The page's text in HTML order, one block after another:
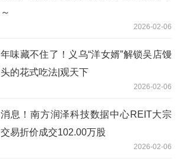
～
2026-02-06
年味藏不住了！义乌“洋女婿”解锁吴店馒
头的花式吃法|观天下
2026-02-06
消息！南方润泽科技数据中心REIT大宗
交易折价成交102.00万股
2026-02-06